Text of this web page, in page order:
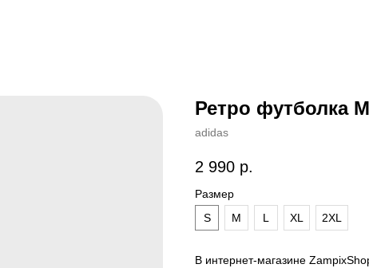
Ретро футболка
adidas
2 990 р.
Размер
S
M L XL 2XL
В интернет-магазине